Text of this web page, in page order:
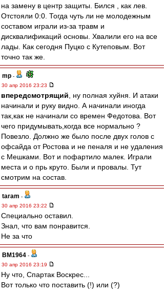
на замену в центр защиты. Бился , как лев.
Отстояли 0:0. Тогда чуть ли не молодежным
составом играли из-за травм и
дисквалификаций основы. Хвалили его на все
лады. Как сегодня Пуцко с Кутеповым. Вот
точно так же.
mp -
30 апр 2016 23:23
впередсмотрящий , ну полная хуйня. И атаки
начинали и руку видно. А начинали иногда
так,как не начинали со времен Федотова. Вот
чего придумывать,когда все нормально ?
Повезло. Должно же было после двух голов с
офсайда от Ростова и не пеналя и не удаления
с Мешками. Вот и пофартило малек. Играли
места и о прь круто. Были и провалы. Тут
смотрим на состав.
taram -
30 апр 2016 23:22
Специально оставил.
Знал, что вам понравится.
Не за что
BM1964 -
30 апр 2016 23:19
Ну что, Спартак Воскрес...
Вот только что поставить (!) или (?)